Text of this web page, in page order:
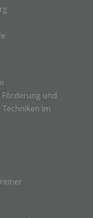
Förderung und
im
Person sind,
oder
deren
für die
werden.
Hilfe
Vorgang
Daten
die Organisation,
Abfragen, die